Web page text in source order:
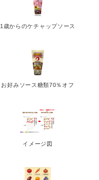
1歳からのケチャップソース
お好みソース糖類70％オフ
イメージ図